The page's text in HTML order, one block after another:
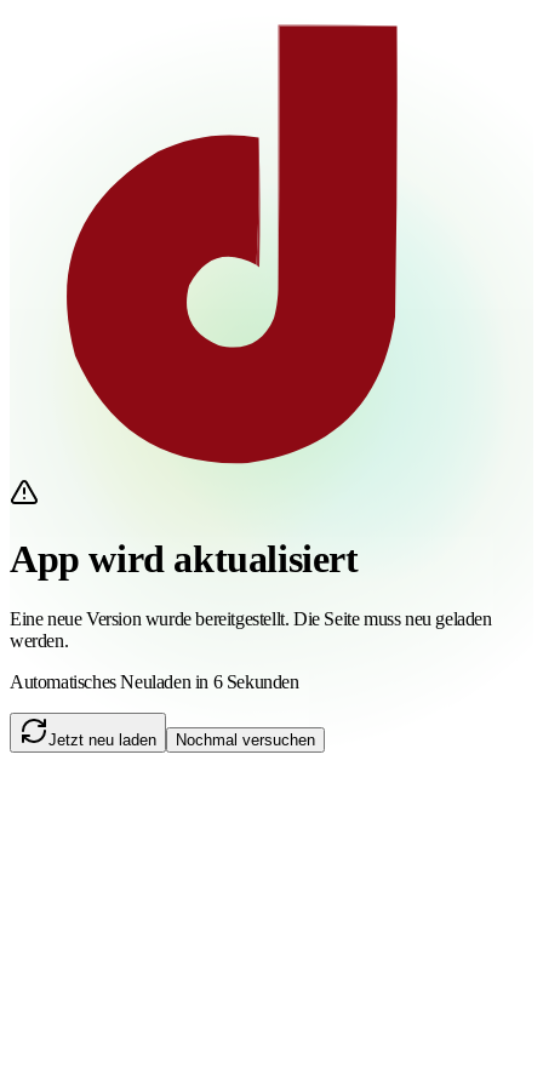
App wird aktualisiert
Eine neue Version wurde bereitgestellt. Die Seite muss neu geladen
werden.
Automatisches Neuladen in 6 Sekunden
Jetzt neu laden Nochmal versuchen